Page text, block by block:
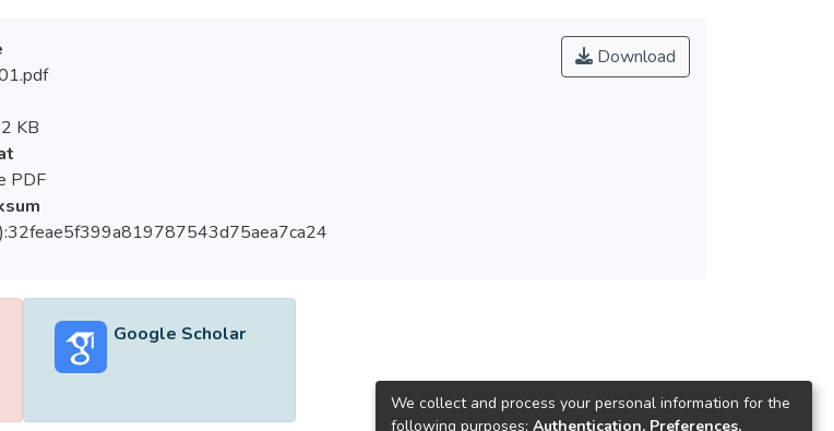
Download
KB
PDF
Google Scholar
We collect and process your personal information for the
following purposes: Authentication, Preferences,